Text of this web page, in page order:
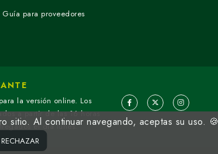
Guía para proveedores
la versión online. Los
a partir de las 16 horas
el día lunes.
sitio. Al continuar navegando, aceptas su uso. 🍪
RECHAZAR